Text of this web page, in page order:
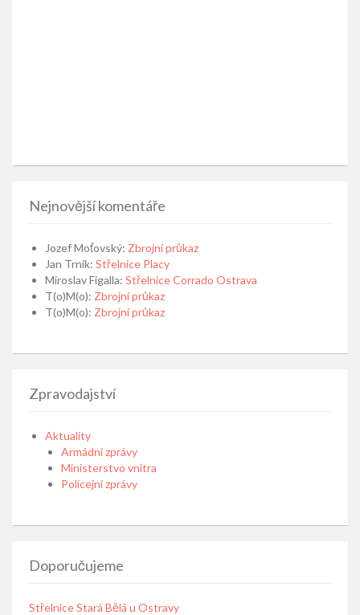
Nejnovější komentáře
Jozef Moťovský: Zbrojní průkaz
Jan Trnik: Střelnice Placy
Miroslav Figalla: Střelnice Corrado Ostrava
T(o)M(o): Zbrojní průkaz
T(o)M(o): Zbrojní průkaz
Zpravodajství
Aktuality
Armádní zprávy
Ministerstvo vnitra
Policejní zprávy
Doporučujeme
Střelnice Stará Bělá u Ostravy